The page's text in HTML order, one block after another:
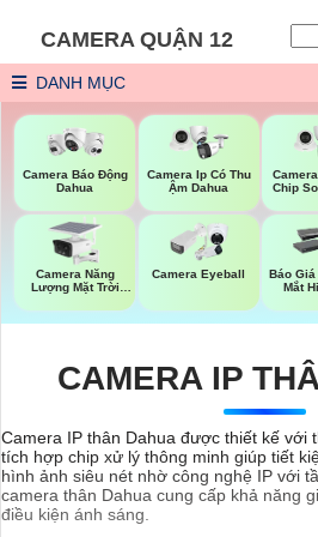
CAMERA QUẬN 12
DANH MỤC
Camera Báo Động
Dahua
Camera Ip Có Thu
Ậm Dahua
Chip
Camera Năng
Lượng Mặt Trời
Camera Eyeball
Báo Giá
Mắt
CAMERA IP
Camera IP thân Dahua được thiết kế với
tích hợp chip xử lý thông minh giúp tiết
hình ảnh siêu nét nhờ công nghệ IP với
camera thân Dahua cung cấp khả năng
điều kiện ánh sáng.